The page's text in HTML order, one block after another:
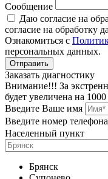
Сообщение
Даю согласие на
согласие на обработку
Ознакомиться с
персональных данных.
Заказать диагностику
Внимание!!! За
будет увеличена на
Введите Ваше имя
Введите номер телефона
Населенный пункт
Брянск